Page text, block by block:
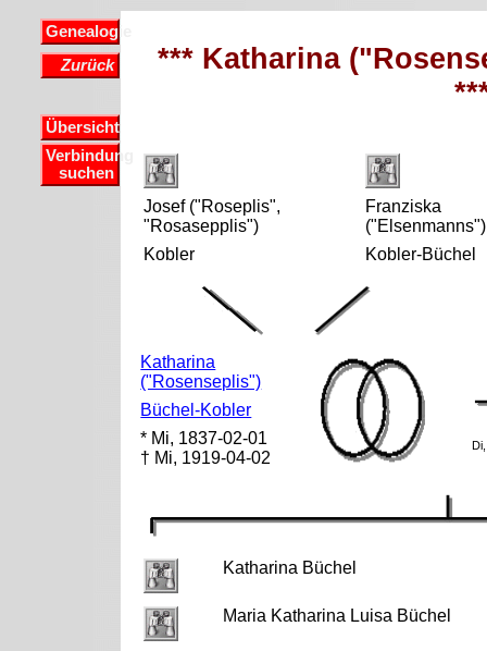
Genealogie
Zurück
Übersicht
Verbindung
suchen
*** Katharina
Josef ("Roseplis",
"Rosasepplis")
Kobler
Franziska
("Elsenmanns")
Kobler-Büchel
Katharina
("Rosenseplis")
Büchel-Kobler
* Mi, 1837-02-01
† Mi, 1919-04-02
Katharina Büchel
Maria Katharina Luisa Büchel